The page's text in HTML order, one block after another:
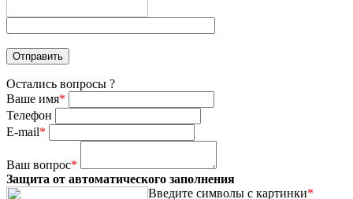
Остались вопросы ?
Ваше имя*
Телефон
E-mail*
Ваш вопрос*
Защита от автоматического заполнения
Введите символы с картинки*